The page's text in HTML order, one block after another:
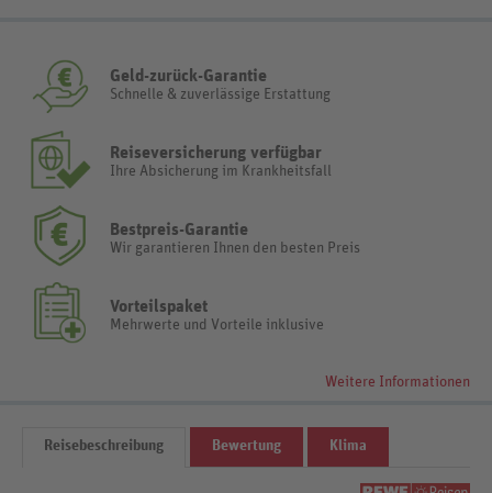
Geld-zurück-Garantie
Schnelle & zuverlässige Erstattung
Reiseversicherung verfügbar
Ihre Absicherung im Krankheitsfall
Bestpreis-Garantie
Wir garantieren Ihnen den besten Preis
Vorteilspaket
Mehrwerte und Vorteile inklusive
Weitere Informationen
Reisebeschreibung Bewertung Klima